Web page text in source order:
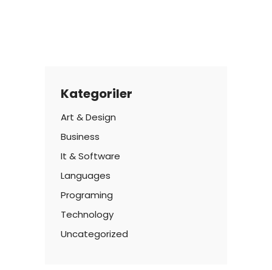
Kategoriler
Art & Design
Business
It & Software
Languages
Programing
Technology
Uncategorized